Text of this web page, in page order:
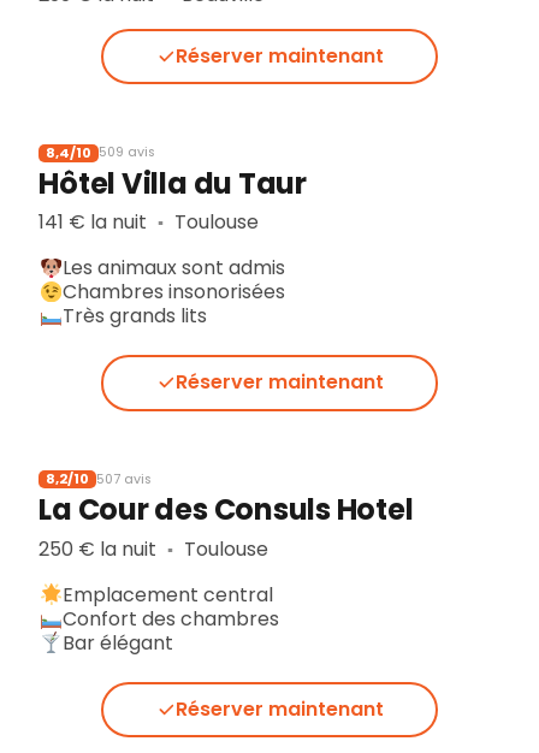
Réserver maintenant
8,4/10 509 avis
Hôtel Villa du Taur
141 € la nuit ▪︎ Toulouse
Les animaux sont admis
Chambres insonorisées
Très grands lits
Réserver maintenant
8,2/10 507 avis
La Cour des Consuls Hotel
250 € la nuit ▪︎ Toulouse
Emplacement central
Confort des chambres
Bar élégant
Réserver maintenant